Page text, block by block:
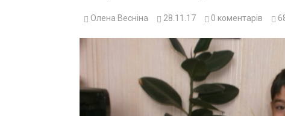
Олена Весніна 28.11.17 0 коментарів